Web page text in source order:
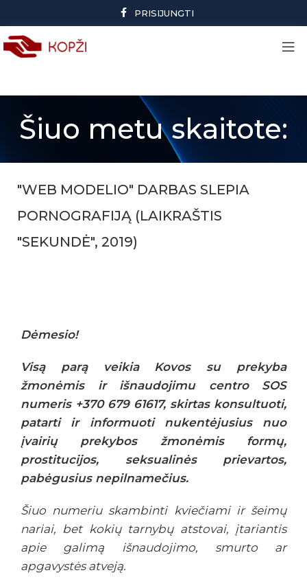
PRISIJUNGTI
Šiuo metu skaitote:
"WEB MODELIO" DARBAS SLEPIA
PORNOGRAFIJĄ (LAIKRAŠTIS
"SEKUNDĖ", 2019)
Dėmesio!
Visą parą veikia Kovos su prekyba
žmonėmis ir išnaudojimu centro SOS
numeris +370 679 61617, skirtas konsultuoti,
patarti ir informuoti nukentėjusius nuo
įvairių prekybos žmonėmis formų,
prostitucijos, seksualinės prievartos,
pabėgusius nepilnamečius.
Šiuo numeriu skambinti kviečiami ir šeimų
nariai, bet kokių tarnybų atstovai, įtariantis
apie galimą išnaudojimo, smurto ar
apgavystės atveją.